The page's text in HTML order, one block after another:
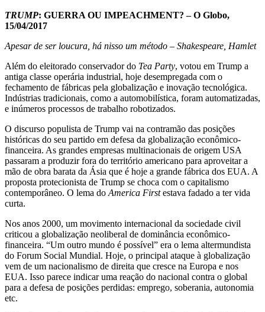
TRUMP: GUERRA OU IMPEACHMENT? – O Globo,
15/04/2017
Apesar de ser loucura, há nisso um método – Shakespeare, Hamlet
Além do eleitorado conservador do Tea Party, votou em Trump a
antiga classe operária industrial, hoje desempregada com o
fechamento de fábricas pela globalização e inovação tecnológica.
Indústrias tradicionais, como a automobilística, foram automatizadas,
e inúmeros processos de trabalho robotizados.
O discurso populista de Trump vai na contramão das posições
históricas do seu partido em defesa da globalização econômico-
financeira. As grandes empresas multinacionais de origem USA
passaram a produzir fora do território americano para aproveitar a
mão de obra barata da Ásia que é hoje a grande fábrica dos EUA. A
proposta protecionista de Trump se choca com o capitalismo
contemporâneo. O lema do America Firstestava fadado a ter vida
curta.
Nos anos 2000, um movimento internacional da sociedade civil
criticou a globalização neoliberal de dominância econômico-
financeira. “Um outro mundo é possível” era o lema altermundista
do Forum Social Mundial. Hoje, o principal ataque à globalização
vem de um nacionalismo de direita que cresce na Europa e nos
EUA. Isso parece indicar uma reação do nacional contra o global
para a defesa de posições perdidas: emprego, soberania, autonomia
etc.